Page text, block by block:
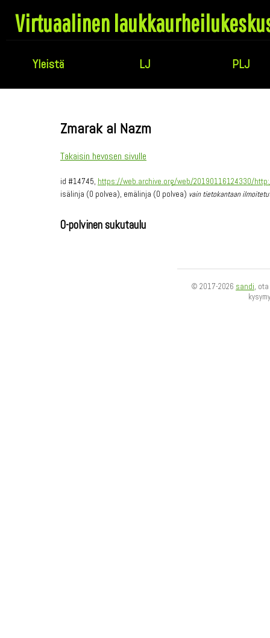
Virtuaalinen
Yleistä LJ PLJ
Zmarak al Nazm
Takaisin hevosen sivulle
id #14745, https://web.archive.org/web/20190116124330/
isälinja (0 polvea), emälinja (0 polvea) vain tietokantaan
0-polvinen sukutaulu
© 2017-2026 sandi,